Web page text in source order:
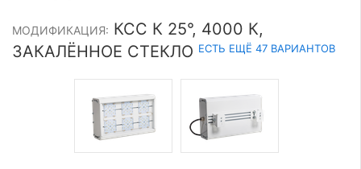
МОДИФИКАЦИЯ: КСС К 25°, 4000 К,
ЗАКАЛЁННОЕ СТЕКЛО ЕСТЬ ЕЩЁ 47 ВАРИАНТОВ